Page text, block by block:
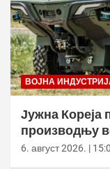
ВОЈНА
Јужна Кореја
производњу
6. август 2026. |